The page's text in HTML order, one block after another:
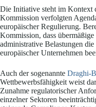
Die Initiative steht im Kontext
Kommission verfolgten
europäischer Regulierung.
Kommission, dass
administrative Belastungen
europäischer Unternehmen
Auch der sogenannte Draghi-
Wettbewerbsfähigkeit weist
Zunahme regulatorischer
einzelner Sektoren